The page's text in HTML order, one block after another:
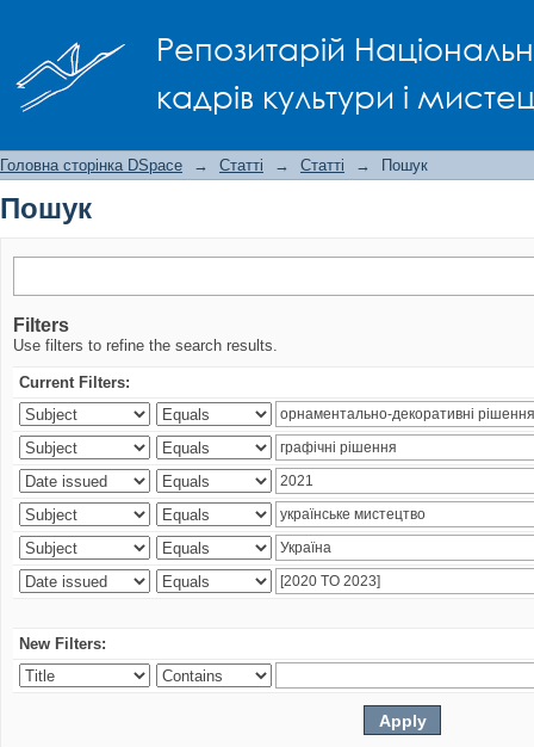
Репозитарій
кадрів культури і
Головна сторінка DSpace → Статті → Статті → Пошук
Пошук
Filters
Use filters to refine the search results.
Current Filters:
New Filters: